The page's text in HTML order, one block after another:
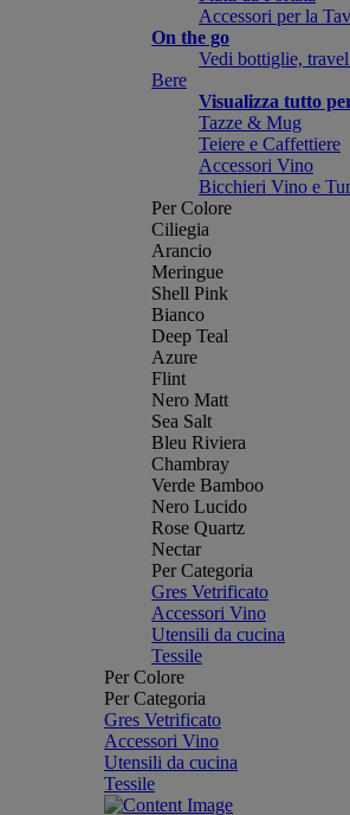
Accessori per la
On the go
Vedi bottiglie,
Bere
Visualizza tutto
Tazze & Mug
Teiere e Caffettiere
Accessori Vino
Bicchieri Vino e
Per Colore
Ciliegia
Arancio
Meringue
Shell Pink
Bianco
Deep Teal
Azure
Flint
Nero Matt
Sea Salt
Bleu Riviera
Chambray
Verde Bamboo
Nero Lucido
Rose Quartz
Nectar
Per Categoria
Gres Vetrificato
Accessori Vino
Utensili da cucina
Tessile
Per Colore
Per Categoria
Gres Vetrificato
Accessori Vino
Utensili da cucina
Tessile